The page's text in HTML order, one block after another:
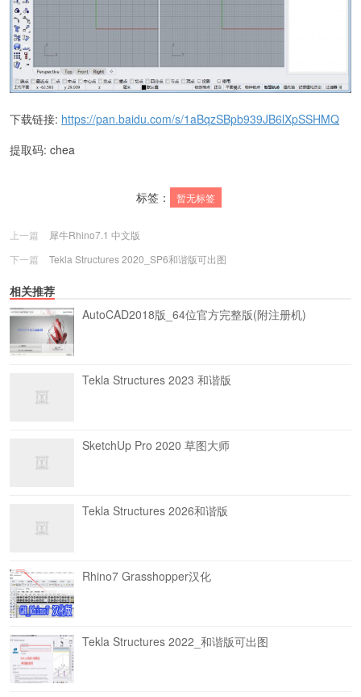
下载链接: https://pan.baidu.com/s/1aBqzSBpb939JB6lXpSSHMQ
提取码: chea
标签： 暂无标签
上一篇
犀牛Rhino7.1 中文版
下一篇
Tekla Structures 2020_SP6和谐版可出图
相关推荐
AutoCAD2018版_64位官方完整版(附注册机)
Tekla Structures 2023 和谐版
SketchUp Pro 2020 草图大师
Tekla Structures 2026和谐版
Rhino7 Grasshopper汉化
Tekla Structures 2022_和谐版可出图